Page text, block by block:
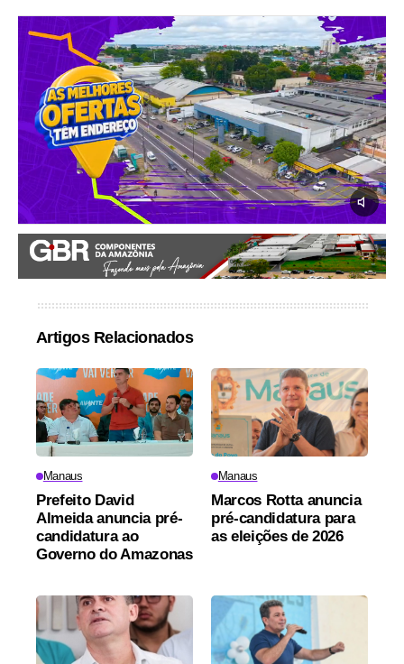
Artigos Relacionados
Manaus
Prefeito David
Almeida anuncia pré-
candidatura ao
Governo do Amazonas
Manaus
Marcos Rotta anuncia
pré-candidatura para
as eleições de 2026